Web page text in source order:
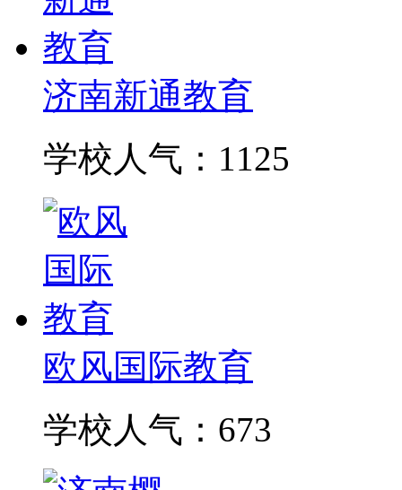
济南新通教育
学校人气：1125
欧风国际教育
学校人气：673